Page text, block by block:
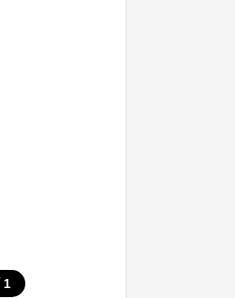
1